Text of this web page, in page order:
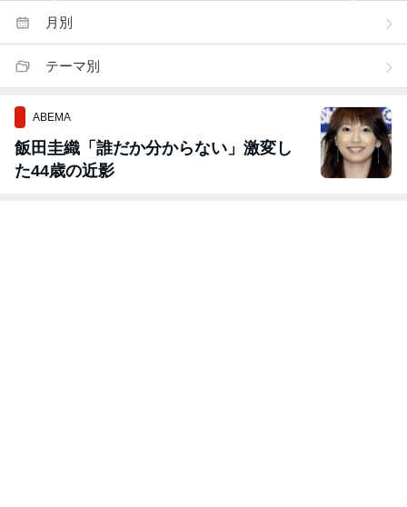
月別
テーマ別
ABEMA
飯田圭織「誰だか分からない」激変し
た44歳の近影